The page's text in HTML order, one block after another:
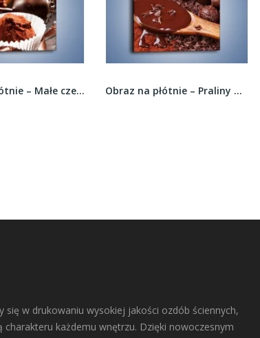
Obraz na płótnie – Praliny w płynącej... Obraz na płótnie – Kwaśny kęs witamin owocowych...
się w drukowaniu wysokiej jakości ozdób ściennych,
charakteru każdemu wnętrzu. Dzięki nowoczesnym